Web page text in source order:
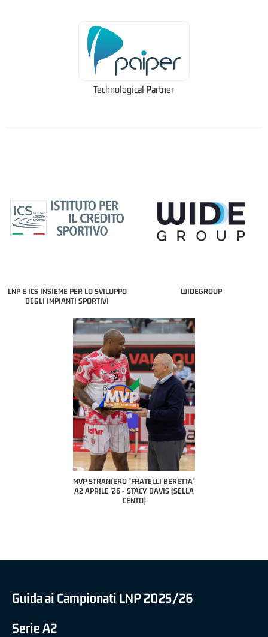
Technological Partner
LNP E ICS INSIEME PER LO SVILUPPO
DEGLI IMPIANTI SPORTIVI
WIDEGROUP
"FRATELLI BERETTA"
- STACY DAVIS (SELLA
MVP "FRATELLI BERETTA" SAMUEL
DILAS B NAZIONALE APRILE '26 -
MARCO RESTELLI (TAV TREVIGLIO
Guida ai Campionati LNP 2025/26
Serie A2